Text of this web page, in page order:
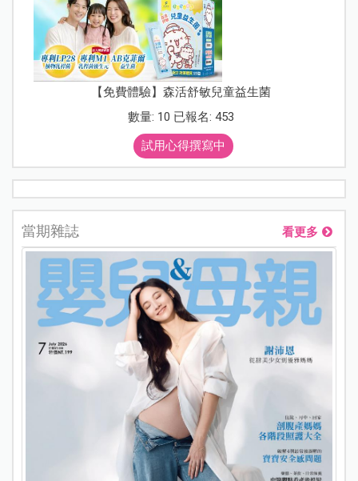
【免費體驗】森活舒敏兒童益生菌
數量: 10 已報名: 453
試用心得撰寫中
當期雜誌 看更多